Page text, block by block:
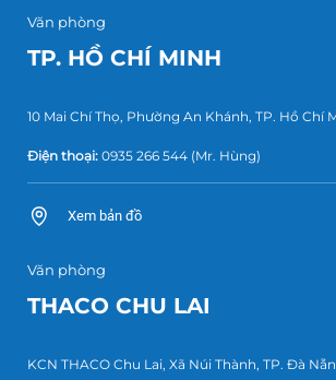
Văn phòng
TP. HỒ CHÍ MINH
10 Mai Chí Thọ, Phường An Khánh, TP. Hồ Chí
Điện thoại: 0935 266 544 (Mr. Hùng)
Xem bản đồ
Văn phòng
THACO CHU LAI
KCN THACO Chu Lai, Xã Núi Thành, TP. Đà